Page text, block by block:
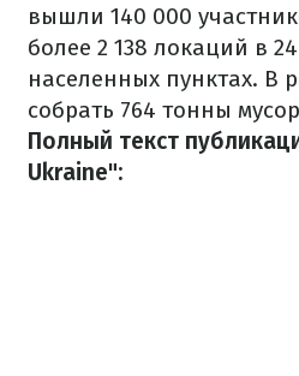
вышли 140 000
более 2 138 локаций в
населенных пунктах. В
собрать 764 тонны
Полный текст
Ukraine":